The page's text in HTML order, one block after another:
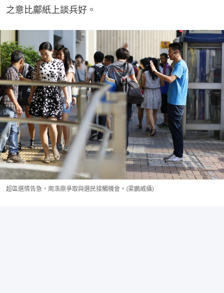
之意比鄺紙上談兵好。
超區選情告急，周浩鼎爭取與選民接觸機會。(梁鵬威攝)